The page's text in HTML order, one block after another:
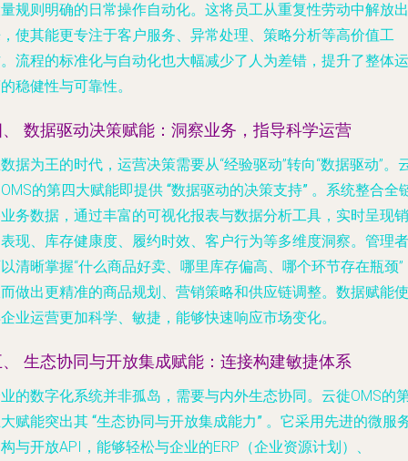
规则明确的日常操作自动化。这将员工从重复性劳动中解放出
使其能更专注于客户服务、异常处理、策略分析等高价值工
流程的标准化与自动化也大幅减少了人为差错，提升了整体运
稳健性与可靠性。
数据驱动决策赋能：洞察业务，指导科学运营
据为王的时代，运营决策需要从“经验驱动”转向“数据驱动”。
的第四大赋能即提供 “数据驱动的决策支持” 。系统整合全
务数据，通过丰富的可视化报表与数据分析工具，实时呈现销
现、库存健康度、履约时效、客户行为等多维度洞察。管理者
清晰掌握“什么商品好卖、哪里库存偏高、哪个环节存在瓶颈”
做出更精准的商品规划、营销策略和供应链调整。数据赋能使
业运营更加科学、敏捷，能够快速响应市场变化。
生态协同与开放集成赋能：连接构建敏捷体系
的数字化系统并非孤岛，需要与内外生态协同。云徙OMS的
赋能突出其 “生态协同与开放集成能力” 。它采用先进的微服
与开放API，能够轻松与企业的ERP（企业资源计划）、